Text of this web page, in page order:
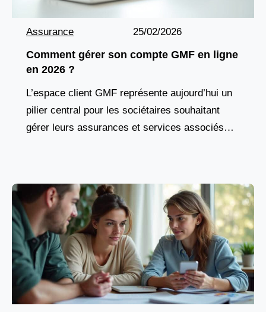
Assurance 25/02/2026
Comment gérer son compte GMF en ligne
en 2026 ?
L’espace client GMF représente aujourd’hui un
pilier central pour les sociétaires souhaitant
gérer leurs assurances et services associés